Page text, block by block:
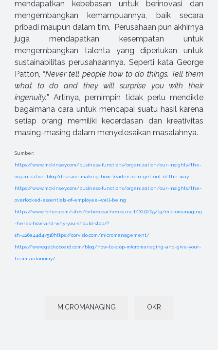
mendapatkan kebebasan untuk berinovasi dan
mengembangkan kemampuannya, baik secara
pribadi maupun dalam tim. Perusahaan pun akhirnya
juga mendapatkan kesempatan untuk
mengembangkan talenta yang diperlukan untuk
sustainabilitas perusahaannya. Seperti kata George
Patton, “Never tell people how to do things. Tell them
what to do and they will surprise you with their
ingenuity.” Artinya, pemimpin tidak perlu mendikte
bagaimana cara untuk mencapai suatu hasil karena
setiap orang memiliki kecerdasan dan kreativitas
masing-masing dalam menyelesaikan masalahnya.
Sumber:
https://www.mckinsey.com/business-functions/organization/our-insights/the-
organization-blog/decision-making-how-leaders-can-get-out-of-the-way
https://www.mckinsey.com/business-functions/organization/our-insights/the-
overlooked-essentials-of-employee-well-being
https://www.forbes.com/sites/forbescoachescouncil/2017/05/19/micromanaging
-heres-how-and-why-you-should-stop/?
sh=426a44d47518https://corvisio.com/micromanagement/
https://www.geckoboard.com/blog/how-to-stop-micromanaging-and-give-your-
team-autonomy/
MICROMANAGING OKR